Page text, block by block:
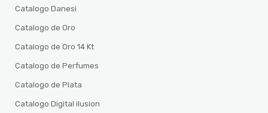
Catalogo Danesi
Catalogo de Oro
Catalogo de Oro 14 Kt
Catalogo de Perfumes
Catalogo de Plata
Catalogo Digital ilusion